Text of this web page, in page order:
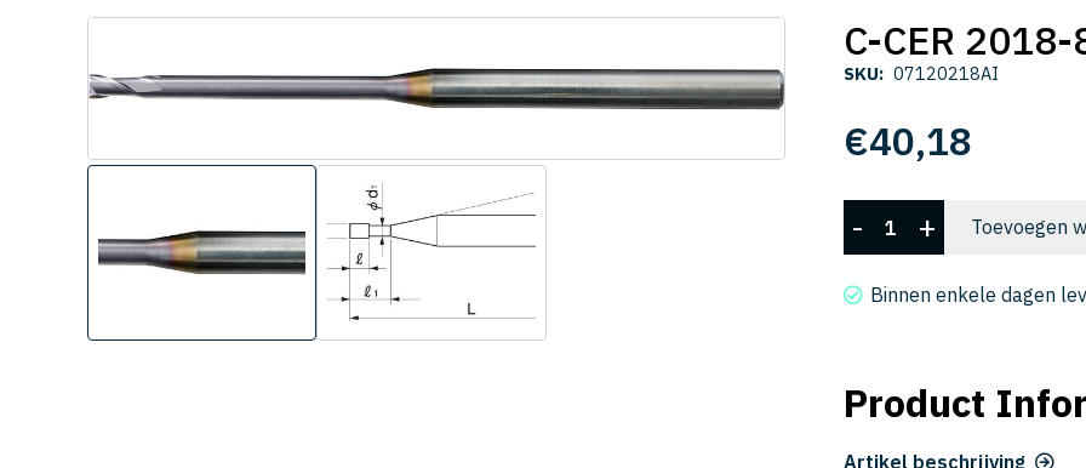
C-CER 2018-
SKU: 07120218AI
€40,18
CER
2018-
- + Toevoegen
Binnen enkele dagen
Product
Artikel beschrijving